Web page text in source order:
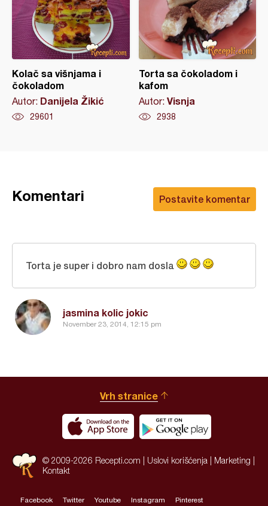
Kolač sa višnjama i
čokoladom
Autor: Danijela Žikić
29601
Torta sa čokoladom i
kafom
Autor: Visnja
2938
Postavite komentar
Komentari
jasmina kolic jokic
November 23, 2014, 12:15 pm
Torta je super i dobro nam dosla
Vrh stranice
© 2009-2026 Recepti.com | Uslovi korišćenja Marketing
Kontakt
Facebook Twitter Youtube Instagram Pinterest